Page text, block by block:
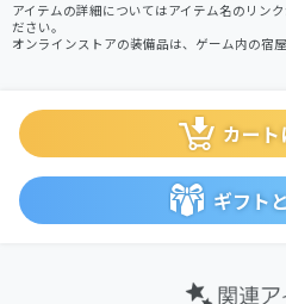
アイテムの詳細についてはアイテム名のリンク
ださい。
オンラインストアの装備品は、ゲーム内の宿
カート
ギフト